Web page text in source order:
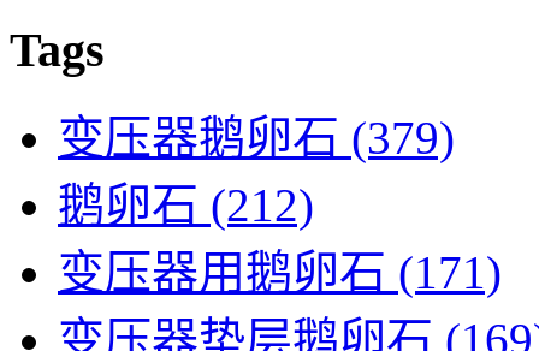
Tags
变压器鹅卵石 (379)
鹅卵石 (212)
变压器用鹅卵石 (171)
变压器垫层鹅卵石